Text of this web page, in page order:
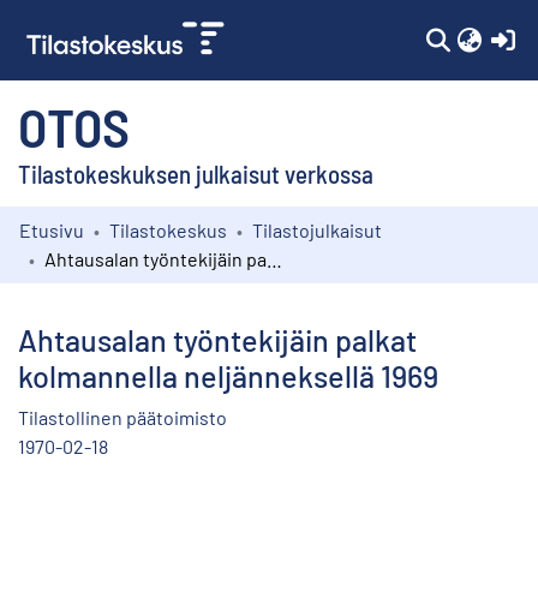
OTOS
Tilastokeskuksen julkaisut verkossa
Kokoelmat
Etusivu Tilastokeskus
Tilastojulkaisut
Ahtausalan työntekijäin palkat
kolmannella neljänneksellä 1969
Tilastollinen päätoimisto
1970-02-18